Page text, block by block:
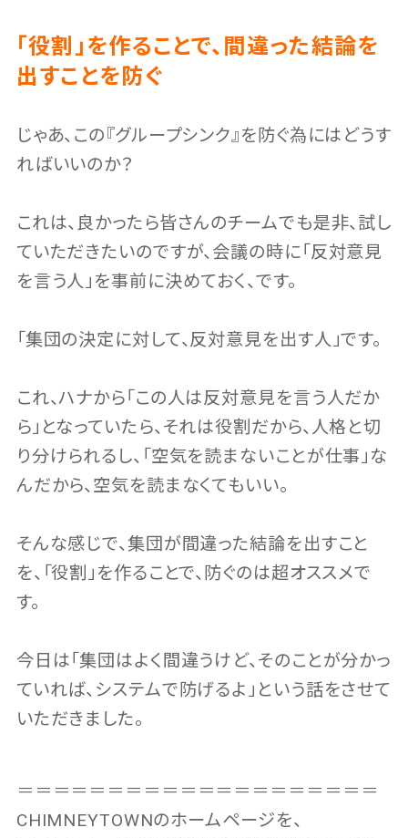
「役割」を作ることで、間違った結論を
出すことを防ぐ
じゃあ、この『グループシンク』を防ぐ為にはどうす
ればいいのか？
これは、良かったら皆さんのチームでも是非、試し
ていただきたいのですが、会議の時に「反対意見
を言う人」を事前に決めておく、です。
「集団の決定に対して、反対意見を出す人」です。
これ、ハナから「この人は反対意見を言う人だか
ら」となっていたら、それは役割だから、人格と切
り分けられるし、「空気を読まないことが仕事」な
んだから、空気を読まなくてもいい。
そんな感じで、集団が間違った結論を出すこと
を、「役割」を作ることで、防ぐのは超オススメで
す。
今日は「集団はよく間違うけど、そのことが分かっ
ていれば、システムで防げるよ」という話をさせて
いただきました。
＝＝＝＝＝＝＝＝＝＝＝＝＝＝＝＝＝＝＝＝
CHIMNEYTOWNのホームページを、